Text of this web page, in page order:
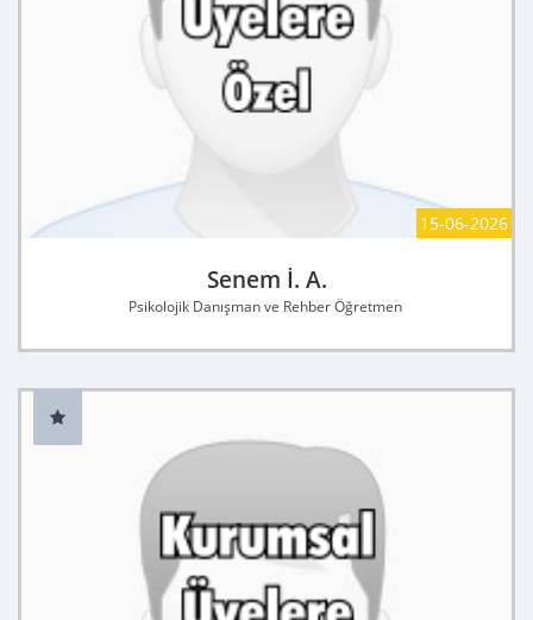
15-06-2026
Senem İ. A.
Psikolojik Danışman ve Rehber Öğretmen